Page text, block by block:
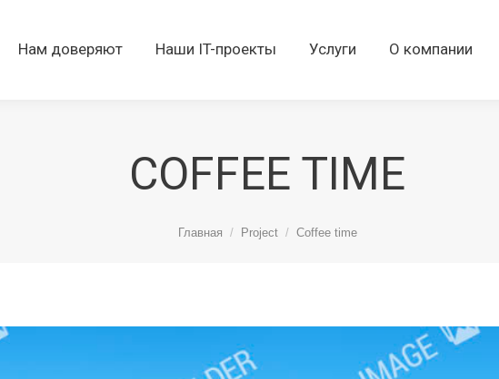
Нам доверяют Наши IT-проекты Услуги О компании
COFFEE TIME
Вы здесь:
Главная Project Coffee time